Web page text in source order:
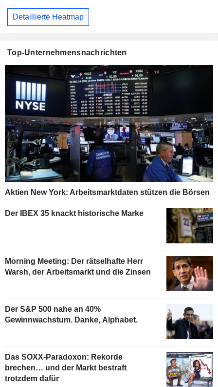
Detaillierte Heatmap
Top-Unternehmensnachrichten
Aktien New York: Arbeitsmarktdaten stützen die Börsen
Der IBEX 35 knackt historische Marke
Morning Meeting: Der rätselhafte Herr
Warsh, der Arbeitsmarkt und die Zinsen
Der S&P 500 nahe an 40%
Gewinnwachstum. Danke, Alphabet.
Das SOXX-Paradoxon: Rekorde
brechen… und der Markt bestraft
trotzdem dafür